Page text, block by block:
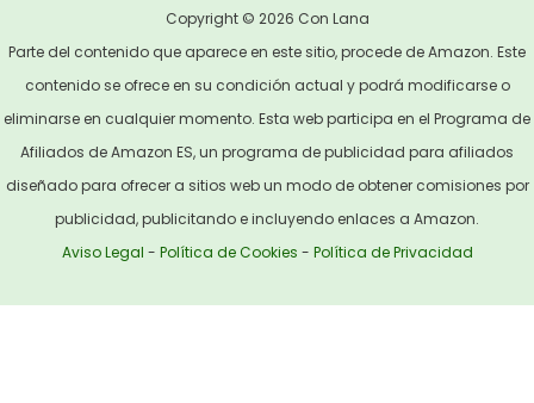
Copyright © 2026 Con Lana
Parte del contenido que aparece en este sitio, procede de Amazon. Este
contenido se ofrece en su condición actual y podrá modificarse o
eliminarse en cualquier momento. Esta web participa en el Programa de
Afiliados de Amazon ES, un programa de publicidad para afiliados
diseñado para ofrecer a sitios web un modo de obtener comisiones por
publicidad, publicitando e incluyendo enlaces a Amazon.
Aviso Legal - Política de Cookies - Política de Privacidad